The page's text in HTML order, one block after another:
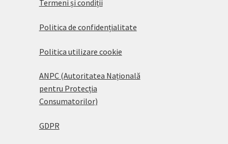
Termeni și condiții
Politica de confidențialitate
Politica utilizare cookie
ANPC (Autoritatea Națională
pentru Protecția
Consumatorilor)
GDPR